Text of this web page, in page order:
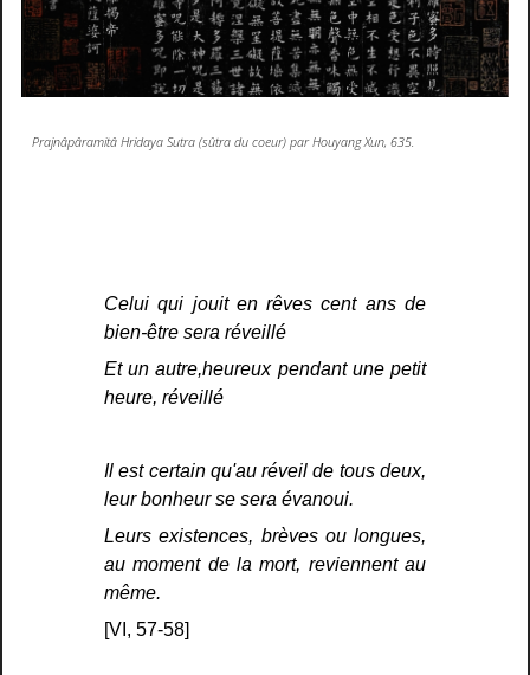
Prajnâpâramitâ Hridaya Sutra (sûtra du coeur) par Houyang Xun, 635.
Celui qui jouit en rêves cent ans de
bien-être sera réveillé
Et un autre,heureux pendant une petit
heure, réveillé
Il est certain qu'au réveil de tous deux,
leur bonheur se sera évanoui.
Leurs existences, brèves ou longues,
au moment de la mort, reviennent au
même.
[VI, 57-58]